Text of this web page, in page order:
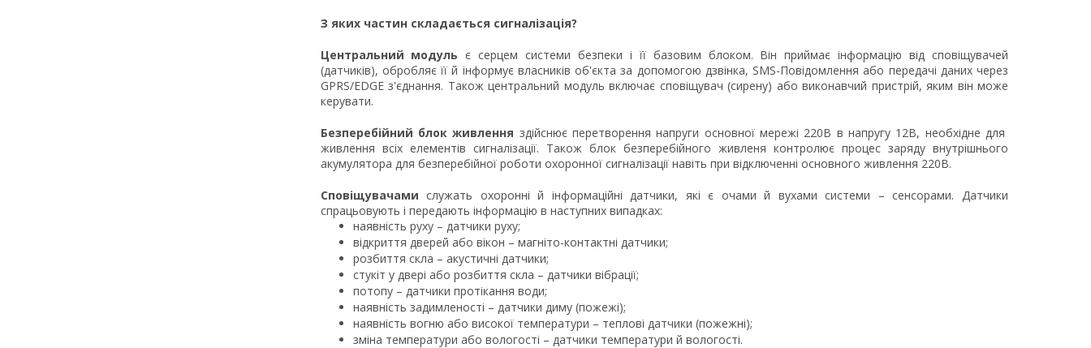
З яких частин складається сигналізація?
Центральний модуль є серцем системи безпеки і її базовим блоком. Він приймає інформацію від сповіщувачей
(датчиків), обробляє її й інформує власників об'єкта за допомогою дзвінка, SMS-Повідомлення або передачі даних через
GPRS/EDGE з'єднання. Також центральний модуль включає сповіщувач (сирену) або виконавчий пристрій, яким він може
керувати.
Безперебійний блок живлення здійснює перетворення напруги основної мережі 220В в напругу 12В, необхідне для
живлення всіх елементів сигналізації. Також блок безперебійного живленя контролює процес заряду внутрішнього
акумулятора для безперебійної роботи охоронної сигналізації навіть при відключенні основного живлення 220В.
Сповіщувачами служать охоронні й інформаційні датчики, які є очами й вухами системи – сенсорами. Датчики
спрацьовують і передають інформацію в наступних випадках:
наявність руху – датчики руху;
відкриття дверей або вікон – магніто-контактні датчики;
розбиття скла – акустичні датчики;
стукіт у двері або розбиття скла – датчики вібрації;
потопу – датчики протікання води;
наявність задимленості – датчики диму (пожежі);
наявність вогню або високої температури – теплові датчики (пожежні);
зміна температури або вологості – датчики температури й вологості.